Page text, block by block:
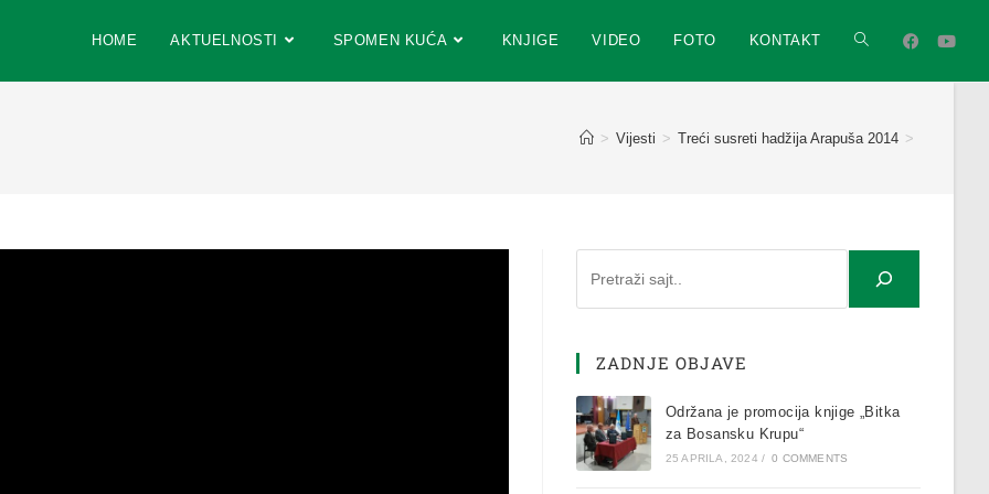
HOME AKTUELNOSTI SPOMEN KUĆA KNJIGE VIDEO FOTO KONTAKT
> Vijesti > Treći susreti hadžija Arapuša 2014 >
ZADNJE OBJAVE
Održana je promocija knjige „Bitka
za Bosansku Krupu“
25 APRILA, 2024 / 0 COMMENTS